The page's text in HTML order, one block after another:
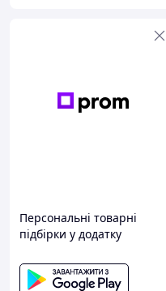
Персональні товарні
підбірки у додатку